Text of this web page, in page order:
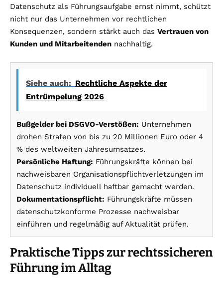
Datenschutz als Führungsaufgabe ernst nimmt, schützt
nicht nur das Unternehmen vor rechtlichen
Konsequenzen, sondern stärkt auch das Vertrauen von
Kunden und Mitarbeitenden nachhaltig.
Siehe auch: Rechtliche Aspekte der
Entrümpelung 2026
Bußgelder bei DSGVO-Verstößen: Unternehmen
drohen Strafen von bis zu 20 Millionen Euro oder 4
% des weltweiten Jahresumsatzes.
Persönliche Haftung: Führungskräfte können bei
nachweisbaren Organisationspflichtverletzungen im
Datenschutz individuell haftbar gemacht werden.
Dokumentationspflicht: Führungskräfte müssen
datenschutzkonforme Prozesse nachweisbar
einführen und regelmäßig auf Aktualität prüfen.
Praktische Tipps zur rechtssicheren
Führung im Alltag